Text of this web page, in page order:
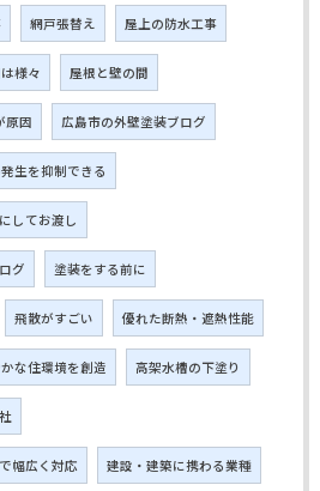
網戸張替え 屋上の防水工事
様々 屋根と壁の間
原因 広島市の外壁塗装ブログ
生を抑制できる
してお渡し
グ 塗装をする前に
飛散がすごい 優れた断熱・遮熱性能
な住環境を創造 高架水槽の下塗り
幅広く対応 建設・建築に携わる業種